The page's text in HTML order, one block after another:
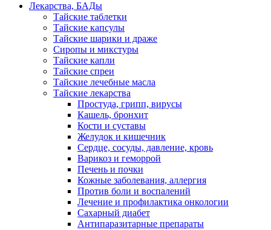
Лекарства, БАДы
Тайские таблетки
Тайские капсулы
Тайские шарики и драже
Сиропы и микстуры
Тайские капли
Тайские спреи
Тайские лечебные масла
Тайские лекарства
Простуда, грипп, вирусы
Кашель, бронхит
Кости и суставы
Желудок и кишечник
Сердце, сосуды, давление, кровь
Варикоз и геморрой
Печень и почки
Кожные заболевания, аллергия
Против боли и воспалений
Лечение и профилактика онкологии
Сахарный диабет
Антипаразитарные препараты